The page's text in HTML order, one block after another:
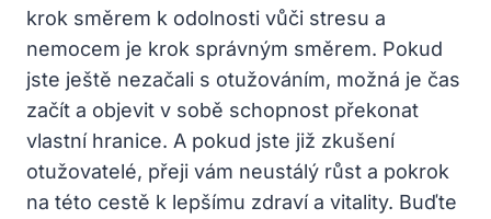
krok směrem k odolnosti vůči stresu a
nemocem je krok správným směrem. Pokud
jste ještě nezačali s otužováním, možná je čas
začít a objevit v sobě schopnost překonat
vlastní hranice. A pokud jste již zkušení
otužovatelé, přeji vám neustálý růst a pokrok
na této cestě k lepšímu zdraví a vitality. Buďte